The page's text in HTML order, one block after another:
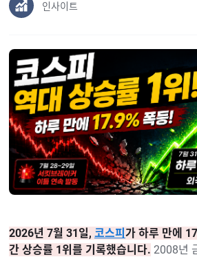
인사이트
2026년 7월 31일, 코스피 가 하루 만에
간 상승률 1위를 기록했습니다. 2008년